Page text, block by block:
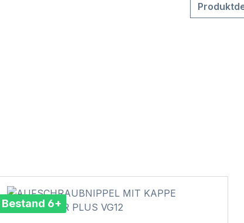
Bestand 6+